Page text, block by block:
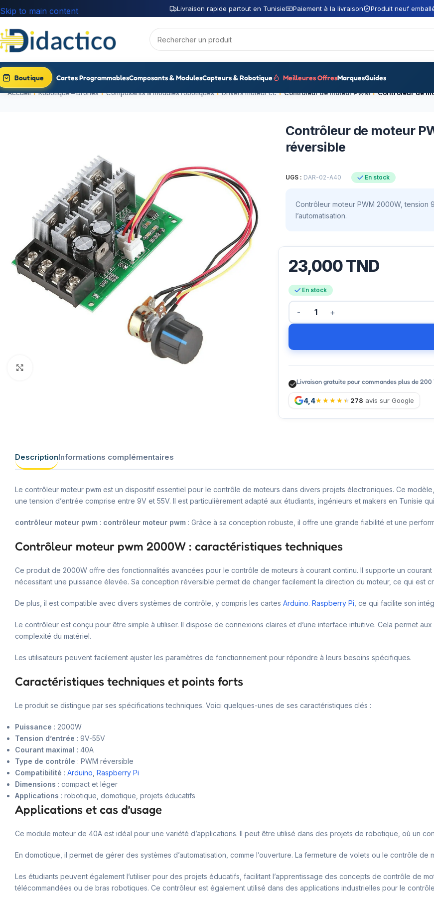
Livraison rapide partout en Tunisie Paiement à la livraison Produit neuf
Skip to main content
Boutique Cartes ProgrammablesComposants & ModulesCapteurs & Robotique Meilleures OffresMarquesGuides
Accueil Robotique – Drones Composants & modules robotiques Drivers moteur cc Contrôleur de moteur PWM
Contrôleur de moteur
réversible
UGS : DAR-02-A40 En stock
Contrôleur moteur PWM 2000W, tension
l’automatisation.
23,000TND
En stock
Livraison gratuite pour commandes plus de 200
4,4 278 avis sur Google
DescriptionInformations complémentaires
Le contrôleur moteur pwm est un dispositif essentiel pour le contrôle de moteurs dans divers projets électroniques. Ce
une tension d’entrée comprise entre 9V et 55V. Il est particulièrement adapté aux étudiants, ingénieurs et makers en Tunisie
contrôleur moteur pwm : contrôleur moteur pwm : Grâce à sa conception robuste, il offre une grande fiabilité et une
Contrôleur moteur pwm 2000W : caractéristiques techniques
Ce produit de 2000W offre des fonctionnalités avancées pour le contrôle de moteurs à courant continu. Il supporte un
nécessitant une puissance élevée. Sa conception réversible permet de changer facilement la direction du moteur, ce qui est
De plus, il est compatible avec divers systèmes de contrôle, y compris les cartes Arduino. Raspberry Pi , ce qui facilite son
Le contrôleur est conçu pour être simple à utiliser. Il dispose de connexions claires et d’une interface intuitive. Cela permet
complexité du matériel.
Les utilisateurs peuvent facilement ajuster les paramètres de fonctionnement pour répondre à leurs besoins spécifiques.
Caractéristiques techniques et points forts
Le produit se distingue par ses spécifications techniques. Voici quelques-unes de ses caractéristiques clés :
Puissance : 2000W
Tension d’entrée : 9V-55V
Courant maximal : 40A
Type de contrôle : PWM réversible
Compatibilité : Arduino Raspberry Pi
Dimensions : compact et léger
Applications : robotique, domotique, projets éducatifs
Applications et cas d’usage
Ce module moteur de 40A est idéal pour une variété d’applications. Il peut être utilisé dans des projets de robotique, où un
En domotique, il permet de gérer des systèmes d’automatisation, comme l’ouverture. La fermeture de volets ou le contrôle de
Les étudiants peuvent également l’utiliser pour des projets éducatifs, facilitant l’apprentissage des concepts de contrôle de
télécommandées ou de bras robotiques. Ce contrôleur est également utilisé dans des applications industrielles pour le